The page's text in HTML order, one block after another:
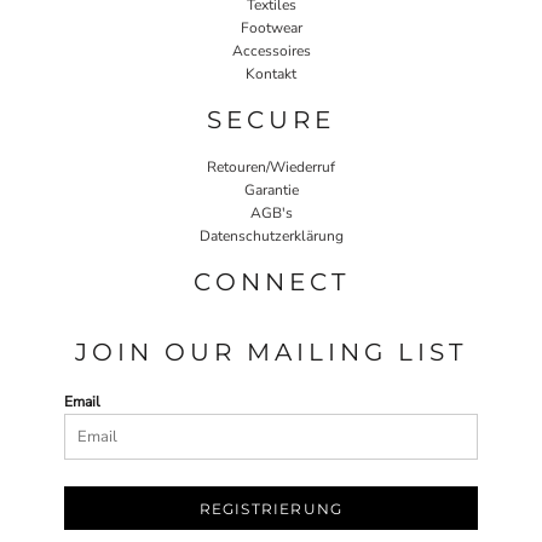
Textiles
Footwear
Accessoires
Kontakt
SECURE
Retouren/Wiederruf
Garantie
AGB's
Datenschutzerklärung
CONNECT
JOIN OUR MAILING LIST
Email
REGISTRIERUNG